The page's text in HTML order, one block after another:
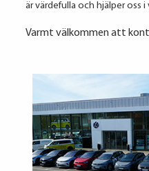
är värdefulla och hjälper oss
Varmt välkommen att